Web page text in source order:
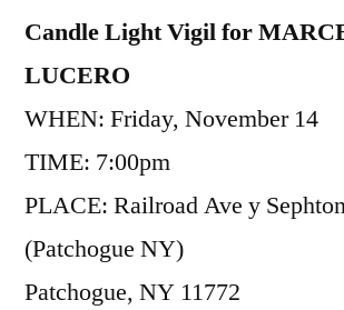
Candle Light Vigil for
LUCERO
WHEN: Friday, November 14
TIME: 7:00pm
PLACE: Railroad Ave y
(Patchogue NY)
Patchogue, NY 11772